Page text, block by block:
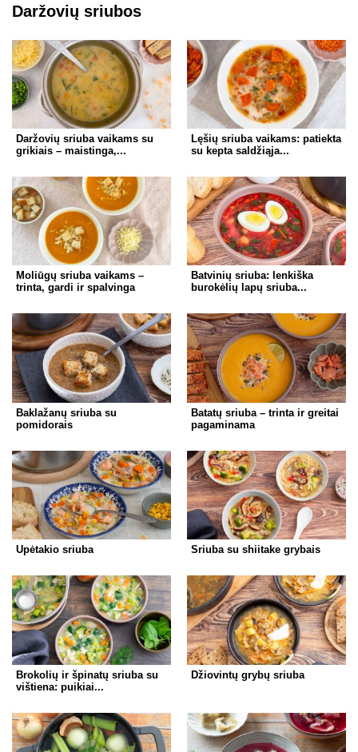
Daržovių sriubos
Daržovių sriuba vaikams su
grikiais – maistinga,...
Lęšių sriuba vaikams: patiekta
su kepta saldžiąja...
Moliūgų sriuba vaikams –
trinta, gardi ir spalvinga
Batvinių sriuba: lenkiška
burokėlių lapų sriuba...
Baklažanų sriuba su
pomidorais
Batatų sriuba – trinta ir greitai
pagaminama
Upėtakio sriuba Sriuba su shiitake grybais
Brokolių ir špinatų sriuba su
vištiena: puikiai...
Džiovintų grybų sriuba